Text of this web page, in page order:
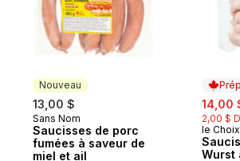
Nouveau
13,00 $
Nouveau
Sans Nom
Saucisses de porc
fumées à saveur de
miel et ail
sale:
14,00
2,00 $
le
Wurst